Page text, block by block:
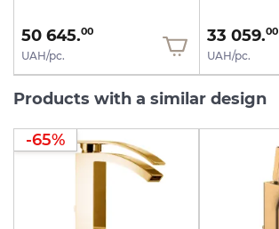
50 645.00
UAH/pc.
33 059.00
UAH/pc.
Products with a similar design
-65%